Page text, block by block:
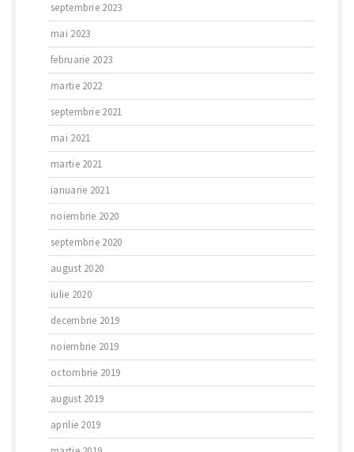
septembrie 2023
mai 2023
februarie 2023
martie 2022
septembrie 2021
mai 2021
martie 2021
ianuarie 2021
noiembrie 2020
septembrie 2020
august 2020
iulie 2020
decembrie 2019
noiembrie 2019
octombrie 2019
august 2019
aprilie 2019